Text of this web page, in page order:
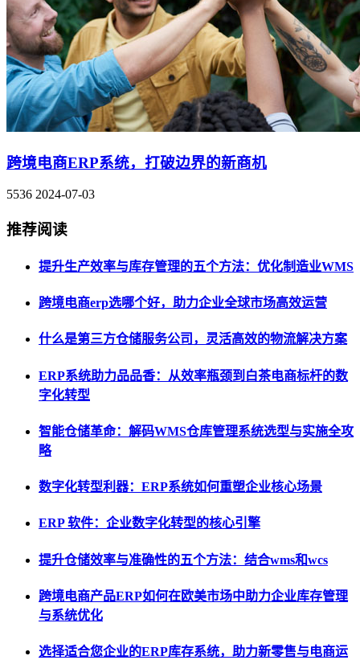
跨境电商ERP系统，打破边界的新商机
5536 2024-07-03
推荐阅读
提升生产效率与库存管理的五个方法：优化制造业WMS
跨境电商erp选哪个好，助力企业全球市场高效运营
什么是第三方仓储服务公司，灵活高效的物流解决方案
ERP系统助力品品香：从效率瓶颈到白茶电商标杆的数
字化转型
智能仓储革命：解码WMS仓库管理系统选型与实施全攻
略
数字化转型利器：ERP系统如何重塑企业核心场景
ERP 软件：企业数字化转型的核心引擎
提升仓储效率与准确性的五个方法：结合wms和wcs
跨境电商产品ERP如何在欧美市场中助力企业库存管理
与系统优化
选择适合您企业的ERP库存系统，助力新零售与电商运